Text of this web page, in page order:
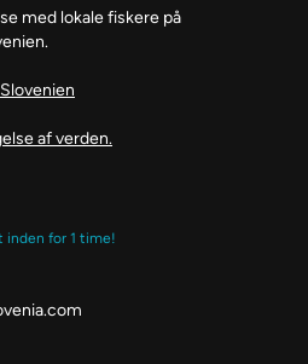
med lokale fiskere på
af verden.
inden for 1 time!